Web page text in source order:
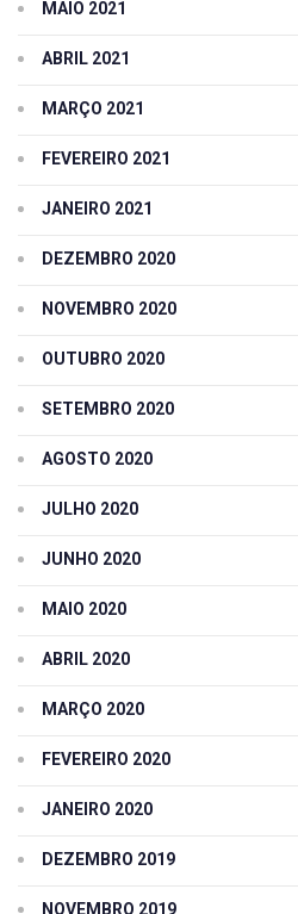
MAIO 2021
ABRIL 2021
MARÇO 2021
FEVEREIRO 2021
JANEIRO 2021
DEZEMBRO 2020
NOVEMBRO 2020
OUTUBRO 2020
SETEMBRO 2020
AGOSTO 2020
JULHO 2020
JUNHO 2020
MAIO 2020
ABRIL 2020
MARÇO 2020
FEVEREIRO 2020
JANEIRO 2020
DEZEMBRO 2019
NOVEMBRO 2019